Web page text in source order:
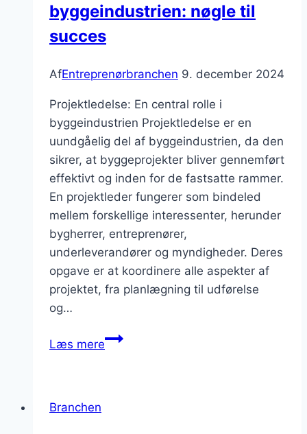
byggeindustrien: nøgle til
succes
AfEntreprenørbranchen 9. december 2024
Projektledelse: En central rolle i
byggeindustrien Projektledelse er en
uundgåelig del af byggeindustrien, da den
sikrer, at byggeprojekter bliver gennemført
effektivt og inden for de fastsatte rammer.
En projektleder fungerer som bindeled
mellem forskellige interessenter, herunder
bygherrer, entreprenører,
underleverandører og myndigheder. Deres
opgave er at koordinere alle aspekter af
projektet, fra planlægning til udførelse
og…
Læs mereProjektledelse
Branchen